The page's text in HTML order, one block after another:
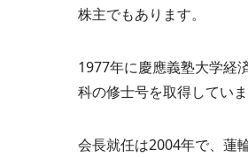
株主でもあります。
1977年に慶應義塾大学経
科の修士号を取得していま
会長就任は2004年で、蓮